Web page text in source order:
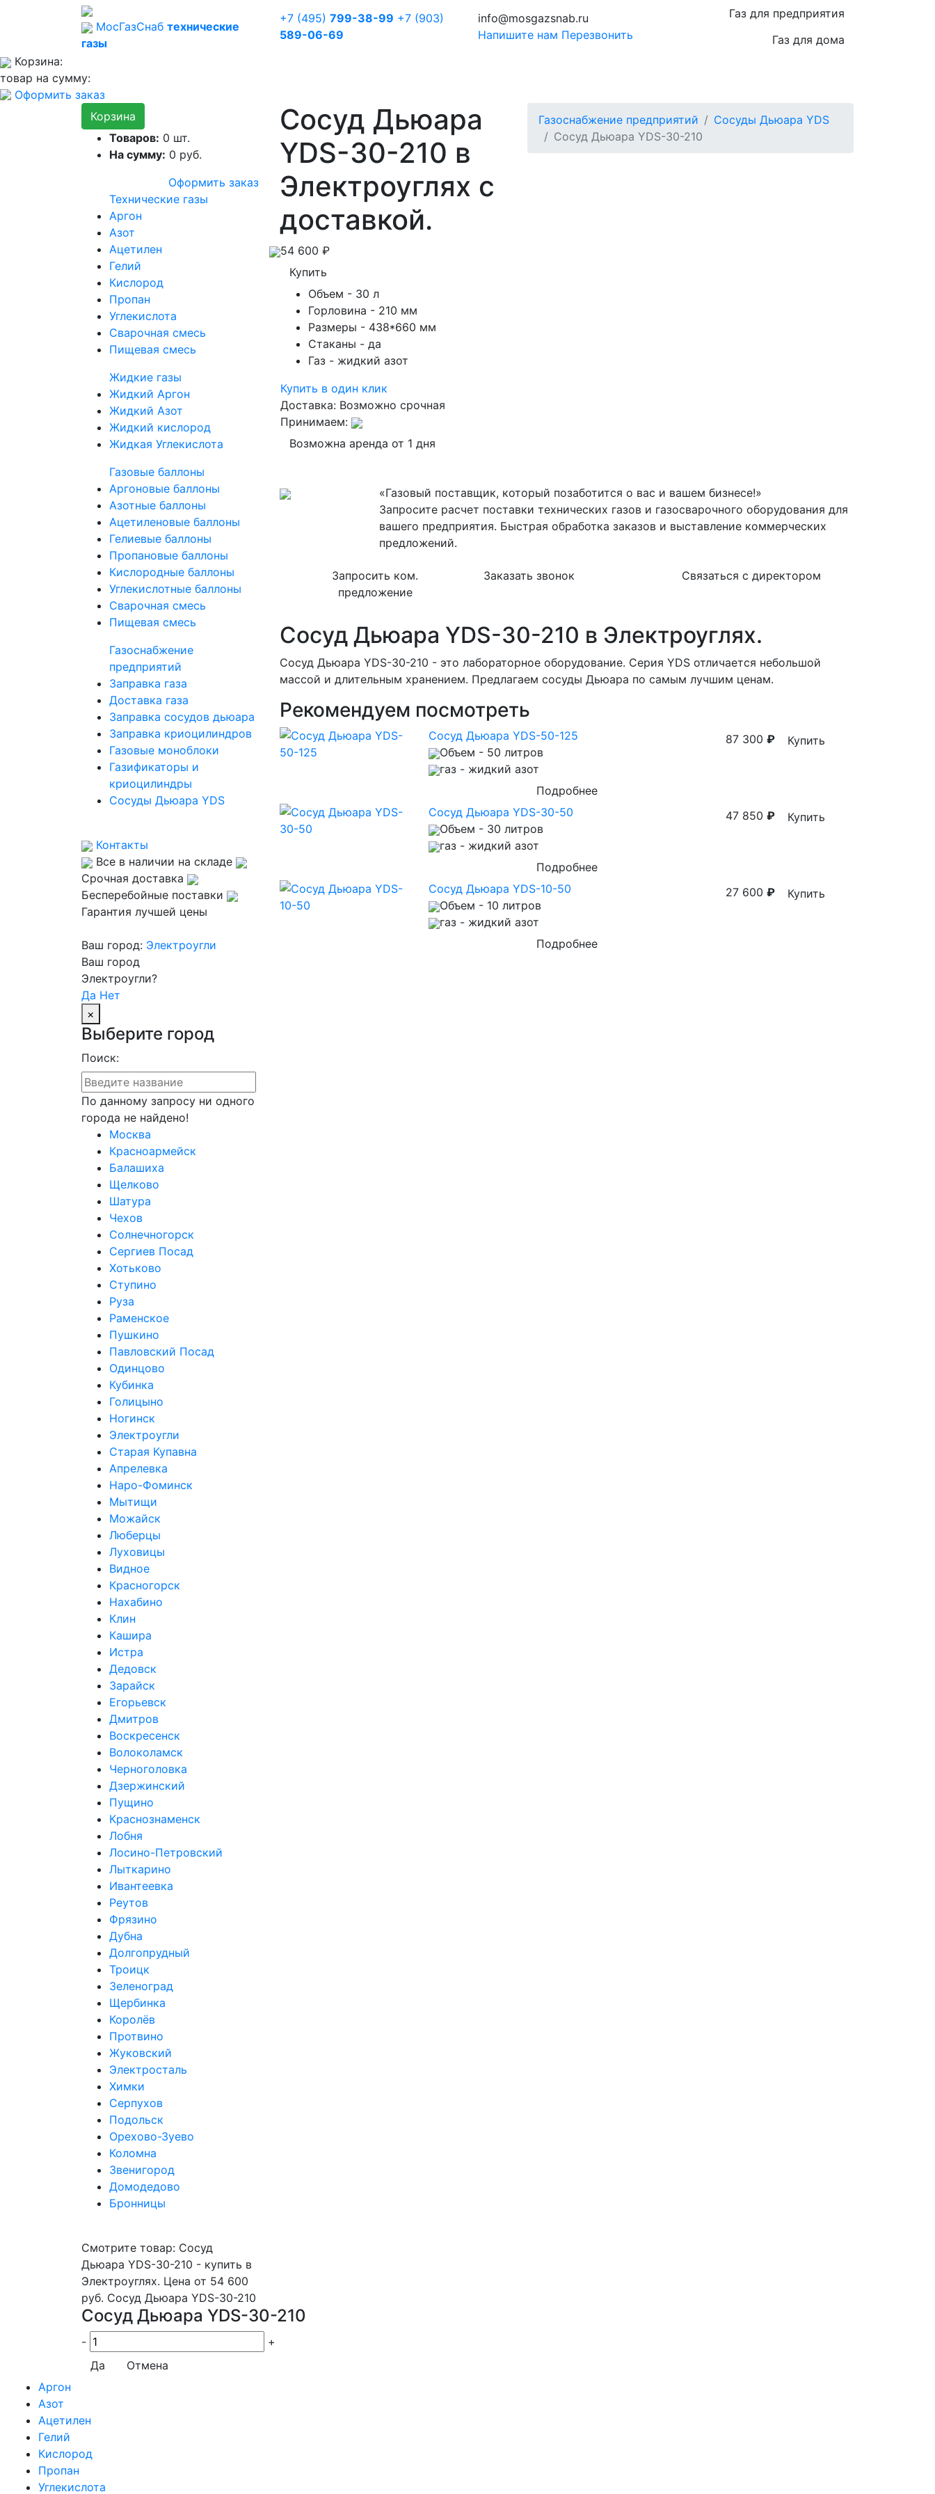
МосГазСнаб технические
газы
+7 (495) 799-38-99 +7 (903)
589-06-69
info@mosgazsnab.ru
Напишите нам Перезвонить
Газ для предприятия
Газ для дома
Корзина:
товар на сумму:
Оформить заказ
Корзина
Товаров: 0 шт.
На сумму: 0 руб.
Оформить заказ
Технические газы
Аргон
Азот
Ацетилен
Гелий
Кислород
Пропан
Углекислота
Сварочная смесь
Пищевая смесь
Жидкие газы
Жидкий Аргон
Жидкий Азот
Жидкий кислород
Жидкая Углекислота
Газовые баллоны
Аргоновые баллоны
Азотные баллоны
Ацетиленовые баллоны
Гелиевые баллоны
Пропановые баллоны
Кислородные баллоны
Углекислотные баллоны
Сварочная смесь
Пищевая смесь
Газоснабжение
предприятий
Заправка газа
Доставка газа
Заправка сосудов дьюара
Заправка криоцилиндров
Газовые моноблоки
Газификаторы и
криоцилиндры
Сосуды Дьюара YDS
Контакты
Все в наличии на складе
Срочная доставка
Бесперебойные поставки
Гарантия лучшей цены
Ваш город: Электроугли
Ваш город
Электроугли?
Да Нет
×
Выберите город
Поиск:
По данному запросу ни одного
города не найдено!
Москва
Красноармейск
Балашиха
Щелково
Шатура
Чехов
Солнечногорск
Сергиев Посад
Хотьково
Ступино
Руза
Раменское
Пушкино
Павловский Посад
Одинцово
Кубинка
Голицыно
Ногинск
Электроугли
Старая Купавна
Апрелевка
Наро-Фоминск
Мытищи
Можайск
Люберцы
Луховицы
Видное
Красногорск
Нахабино
Клин
Кашира
Истра
Дедовск
Зарайск
Егорьевск
Дмитров
Воскресенск
Волоколамск
Черноголовка
Дзержинский
Пущино
Краснознаменск
Лобня
Лосино-Петровский
Лыткарино
Ивантеевка
Реутов
Фрязино
Дубна
Долгопрудный
Троицк
Зеленоград
Щербинка
Королёв
Протвино
Жуковский
Электросталь
Химки
Серпухов
Подольск
Орехово-Зуево
Коломна
Звенигород
Домодедово
Бронницы
Смотрите товар: Сосуд
Дьюара YDS-30-210 - купить в
Электроуглях. Цена от 54 600
руб. Сосуд Дьюара YDS-30-210
Сосуд Дьюара
YDS-30-210 в
Электроуглях с
доставкой.
Газоснабжение предприятий
Сосуды Дьюара YDS
Сосуд Дьюара YDS-30-210
54 600 ₽
Купить
Объем - 30 л
Горловина - 210 мм
Размеры - 438*660 мм
Стаканы - да
Газ - жидкий азот
Купить в один клик
Доставка: Возможно срочная
Принимаем:
Возможна аренда от 1 дня
«Газовый поставщик, который позаботится о вас и вашем бизнесе!»
Запросите расчет поставки технических газов и газосварочного оборудования для
вашего предприятия. Быстрая обработка заказов и выставление коммерческих
предложений.
Запросить ком.
предложение
Заказать звонок Связаться с директором
Сосуд Дьюара YDS-30-210 в Электроуглях.
Сосуд Дьюара YDS-30-210 - это лабораторное оборудование. Серия YDS отличается небольшой
массой и длительным хранением. Предлагаем сосуды Дьюара по самым лучшим ценам.
Рекомендуем посмотреть
Сосуд Дьюара YDS-50-125
Объем - 50 литров
газ- жидкий азот
Подробнее
87 300₽ Купить
Сосуд Дьюара YDS-30-50
Объем - 30 литров
газ- жидкий азот
Подробнее
47 850₽ Купить
Сосуд Дьюара YDS-10-50
Объем - 10 литров
газ- жидкий азот
Подробнее
27 600₽ Купить
Сосуд Дьюара YDS-30-210
-
+
Да
Отмена
Аргон
Азот
Ацетилен
Гелий
Кислород
Пропан
Углекислота